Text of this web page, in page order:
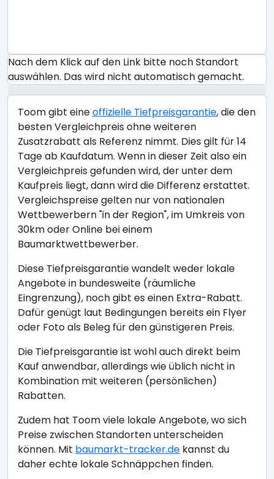
Nach dem Klick auf den Link bitte noch Standort
auswählen. Das wird nicht automatisch gemacht.
Toom gibt eineoffizielle Tiefpreisgarantie, die den
besten Vergleichpreis ohne weiteren
Zusatzrabatt als Referenz nimmt. Dies gilt für 14
Tage ab Kaufdatum. Wenn in dieser Zeit also ein
Vergleichpreis gefunden wird, der unter dem
Kaufpreis liegt, dann wird die Differenz erstattet.
Vergleichspreise gelten nur von nationalen
Wettbewerbern "in der Region", im Umkreis von
30km oder Online bei einem
Baumarktwettbewerber.
Diese Tiefpreisgarantie wandelt weder lokale
Angebote in bundesweite (räumliche
Eingrenzung), noch gibt es einen Extra-Rabatt.
Dafür genügt laut Bedingungen bereits ein Flyer
oder Foto als Beleg für den günstigeren Preis.
Die Tiefpreisgarantie ist wohl auch direkt beim
Kauf anwendbar, allerdings wie üblich nicht in
Kombination mit weiteren (persönlichen)
Rabatten.
Zudem hat Toom viele lokale Angebote, wo sich
Preise zwischen Standorten unterscheiden
können. Mit baumarkt-tracker.de kannst du
daher echte lokale Schnäppchen finden.